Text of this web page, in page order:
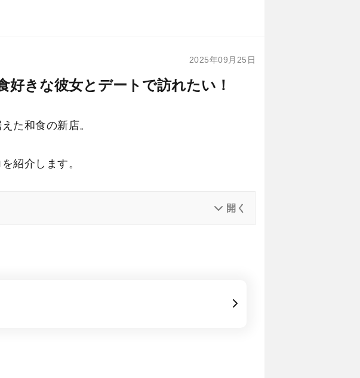
2025年09月25日
きな彼女とデートで訪れたい！
た和食の新店。
紹介します。